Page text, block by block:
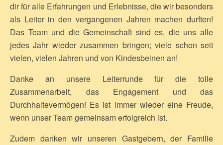
dir für alle Erfahrungen und Erlebnisse, die wir besonders
als Leiter in den vergangenen Jahren machen durften!
Das Team und die Gemeinschaft sind es, die uns alle
jedes Jahr wieder zusammen bringen; viele schon seit
vielen, vielen Jahren und von Kindesbeinen an!
Danke an unsere Leiterrunde für die tolle
Zusammenarbeit, das Engagement und das
Durchhaltevermögen! Es ist immer wieder eine Freude,
wenn unser Team gemeinsam erfolgreich ist.
Zudem danken wir unseren Gastgebern, der Familie